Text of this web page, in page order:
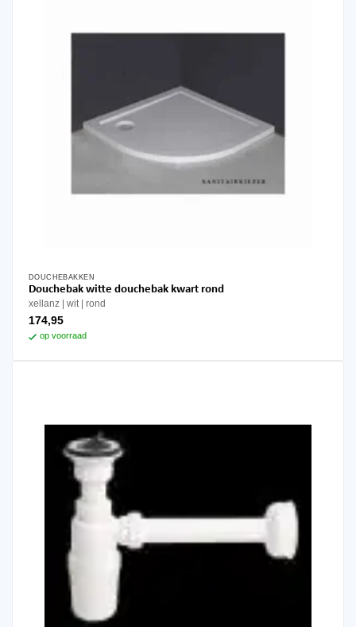
DOUCHEBAKKEN
Douchebak witte douchebak kwart rond
xellanz wit rond
174,95
op voorraad